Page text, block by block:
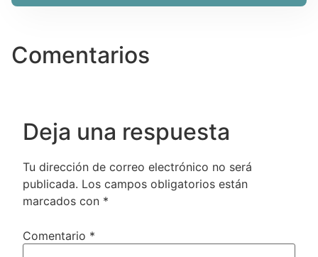
Comentarios
Deja una respuesta
Tu dirección de correo electrónico no será
publicada. Los campos obligatorios están
marcados con *
Comentario *